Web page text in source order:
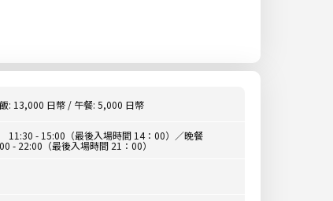
: 13,000 日幣 / 午餐: 5,000 日幣
11:30 - 15:00（最後入場時間 14：00）／晚餐
- 22:00（最後入場時間 21：00）